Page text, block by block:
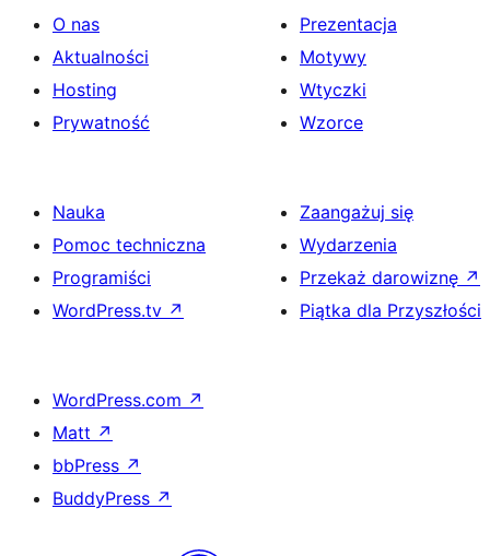
O nas
Aktualności
Hosting
Prywatność
Prezentacja
Motywy
Wtyczki
Wzorce
Nauka
Pomoc techniczna
Programiści
WordPress.tv ↗
Zaangażuj się
Wydarzenia
Przekaż darowiznę ↗
Piątka dla Przyszłości
WordPress.com ↗
Matt ↗
bbPress ↗
BuddyPress ↗